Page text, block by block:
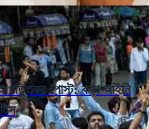
আপত্তিকর পোস্ট: কড়া আইনি